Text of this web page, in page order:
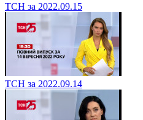
ТСН за 2022.09.15
ТСН за 2022.09.14